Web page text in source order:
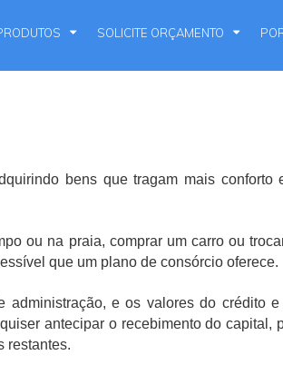
SOLICITE ORÇAMENTO
bens que tragam mais
ou na praia, comprar um carro ou
que um plano de consórcio oferece.
e os valores do crédito
antecipar o recebimento do capital,
restantes.